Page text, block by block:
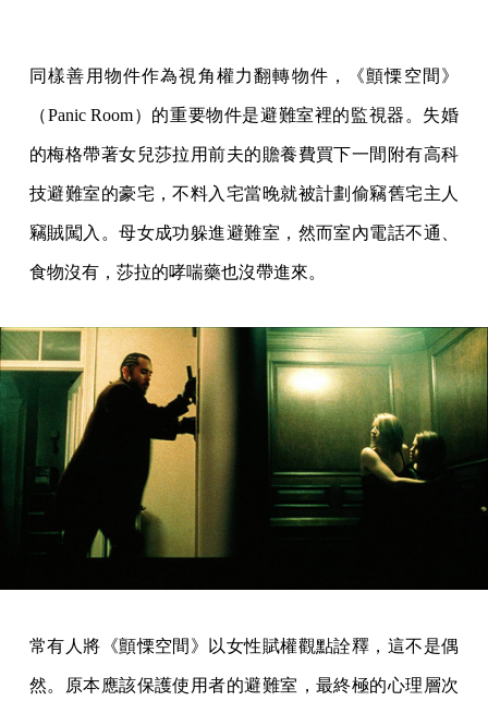
同樣善用物件作為視角權力翻轉物件，《顫慄空間》
（Panic Room）的重要物件是避難室裡的監視器。失婚
的梅格帶著女兒莎拉用前夫的贍養費買下一間附有高科
技避難室的豪宅，不料入宅當晚就被計劃偷竊舊宅主人
竊賊闖入。母女成功躲進避難室，然而室內電話不通、
食物沒有，莎拉的哮喘藥也沒帶進來。
常有人將《顫慄空間》以女性賦權觀點詮釋，這不是偶
然。原本應該保護使用者的避難室，最終極的心理層次